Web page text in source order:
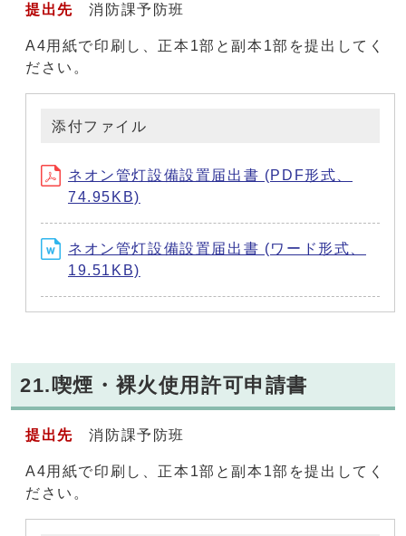
提出先消防課予防班
A4用紙で印刷し、正本1部と副本1部を提出してく
ださい。
添付ファイル
ネオン管灯設備設置届出書 (PDF形式、
74.95KB)
ネオン管灯設備設置届出書 (ワード形式、
19.51KB)
21.喫煙・裸火使用許可申請書
提出先消防課予防班
A4用紙で印刷し、正本1部と副本1部を提出してく
ださい。